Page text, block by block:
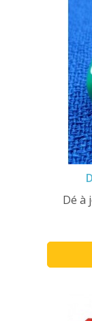
Dé à